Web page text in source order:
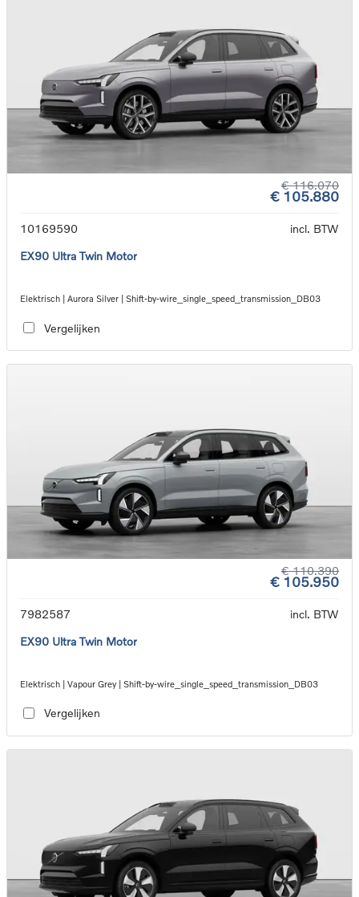
€ 116.070
€ 105.880
10169590
incl. BTW
EX90 Ultra Twin Motor
Elektrisch | Aurora Silver | Shift-by-wire_single_speed_transmission_DB03
Vergelijken
€ 110.390
€ 105.950
7982587
incl. BTW
EX90 Ultra Twin Motor
Elektrisch | Vapour Grey | Shift-by-wire_single_speed_transmission_DB03
Vergelijken